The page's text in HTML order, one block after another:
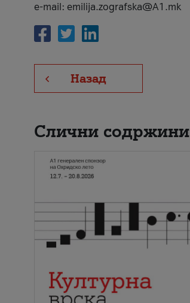
e-mail: emilija.zografska@A1.mk
Назад
Слични содржини